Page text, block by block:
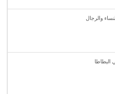
والرجال
البطاطا